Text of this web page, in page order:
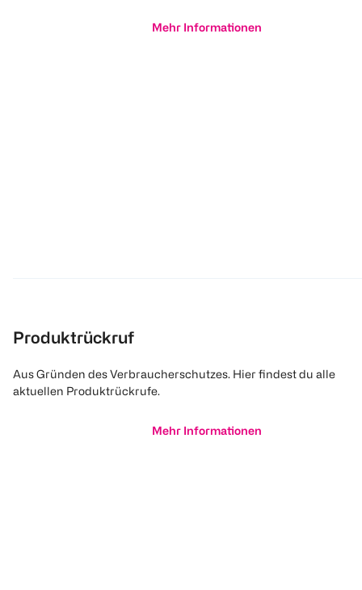
Mehr Informationen
Produktrückruf
Aus Gründen des Verbraucherschutzes. Hier findest du alle
aktuellen Produktrückrufe.
Mehr Informationen